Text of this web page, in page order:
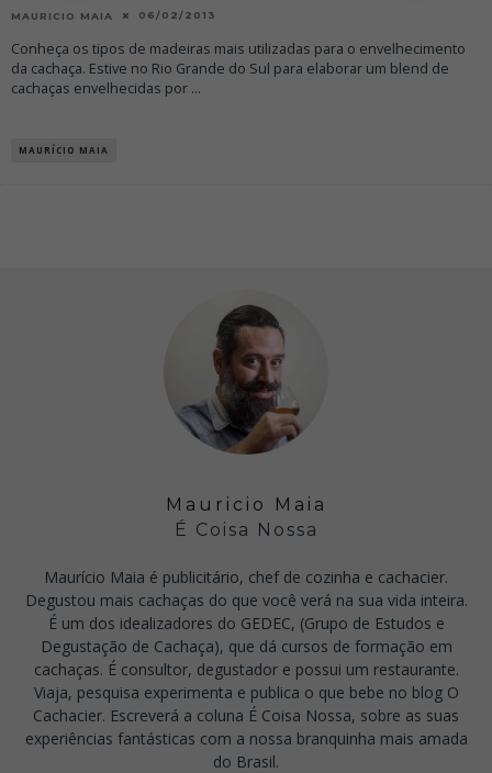
MAURICIO MAIA 06/02/2013
Conheça os tipos de madeiras mais utilizadas para o envelhecimento
da cachaça. Estive no Rio Grande do Sul para elaborar um blend de
cachaças envelhecidas por ...
MAURÍCIO MAIA
Mauricio Maia
É Coisa Nossa
Maurício Maia é publicitário, chef de cozinha e cachacier.
Degustou mais cachaças do que você verá na sua vida inteira.
É um dos idealizadores do GEDEC, (Grupo de Estudos e
Degustação de Cachaça), que dá cursos de formação em
cachaças. É consultor, degustador e possui um restaurante.
Viaja, pesquisa experimenta e publica o que bebe no blog O
Cachacier. Escreverá a coluna É Coisa Nossa, sobre as suas
experiências fantásticas com a nossa branquinha mais amada
do Brasil.